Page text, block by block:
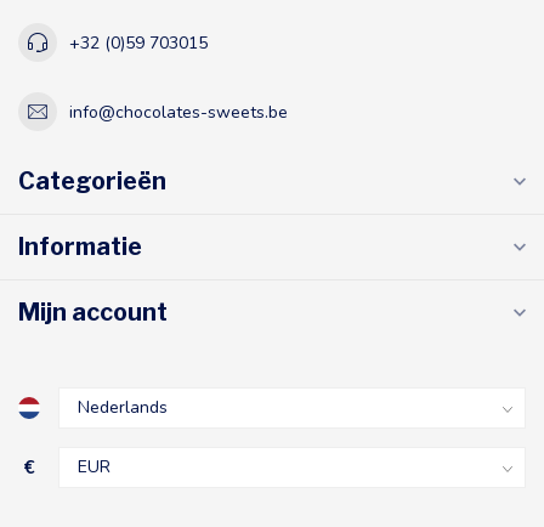
+32 (0)59 703015
info@chocolates-sweets.be
Categorieën
Informatie
Mijn account
€